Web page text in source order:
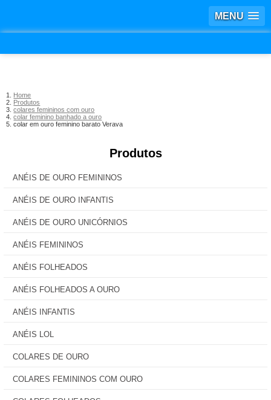
MENU
Home
Produtos
colares femininos com ouro
colar feminino banhado a ouro
colar em ouro feminino barato Verava
Produtos
ANÉIS DE OURO FEMININOS
ANÉIS DE OURO INFANTIS
ANÉIS DE OURO UNICÓRNIOS
ANÉIS FEMININOS
ANÉIS FOLHEADOS
ANÉIS FOLHEADOS A OURO
ANÉIS INFANTIS
ANÉIS LOL
COLARES DE OURO
COLARES FEMININOS COM OURO